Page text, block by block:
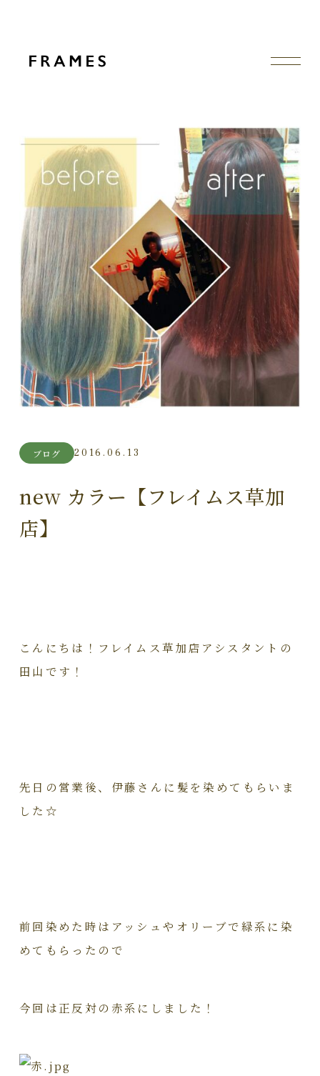
ブログ 2016.06.13
new カラー【フレイムス草加
店】
こんにちは！フレイムス草加店アシスタントの
田山です！
先日の営業後、伊藤さんに髪を染めてもらいま
した☆
前回染めた時はアッシュやオリーブで緑系に染
めてもらったので
今回は正反対の赤系にしました！